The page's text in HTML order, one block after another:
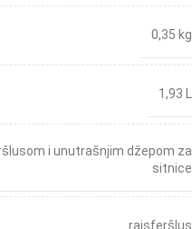
0,35 kg
1,93 L
i unutrašnjim džepom za
sitnice
rajsferšlus